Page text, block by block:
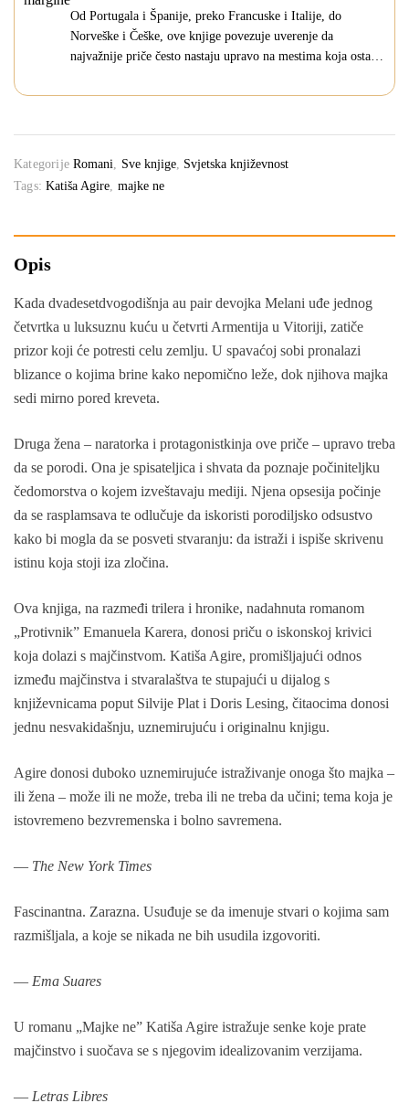
Od Portugala i Španije, preko Francuske i Italije, do
Norveške i Češke, ove knjige povezuje uverenje da
najvažnije priče često nastaju upravo na mestima koja ostaju
okupljenih u okviru projekta „Van margine“ donose…
Kategorije Romani, Sve knjige, Svjetska književnost
Tags: Katiša Agire, majke ne
Opis
Kada dvadesetdvogodišnja au pair devojka Melani uđe jednog
četvrtka u luksuznu kuću u četvrti Armentija u Vitoriji, zatiče
prizor koji će potresti celu zemlju. U spavaćoj sobi pronalazi
blizance o kojima brine kako nepomično leže, dok njihova majka
sedi mirno pored kreveta.
Druga žena – naratorka i protagonistkinja ove priče – upravo treba
da se porodi. Ona je spisateljica i shvata da poznaje počiniteljku
čedomorstva o kojem izveštavaju mediji. Njena opsesija počinje
da se rasplamsava te odlučuje da iskoristi porodiljsko odsustvo
kako bi mogla da se posveti stvaranju: da istraži i ispiše skrivenu
istinu koja stoji iza zločina.
Ova knjiga, na razmeđi trilera i hronike, nadahnuta romanom
„Protivnik” Emanuela Karera, donosi priču o iskonskoj krivici
koja dolazi s majčinstvom. Katiša Agire, promišljajući odnos
između majčinstva i stvaralaštva te stupajući u dijalog s
književnicama poput Silvije Plat i Doris Lesing, čitaocima donosi
jednu nesvakidašnju, uznemirujuću i originalnu knjigu.
Agire donosi duboko uznemirujuće istraživanje onoga što majka –
ili žena – može ili ne može, treba ili ne treba da učini; tema koja je
istovremeno bezvremenska i bolno savremena.
— The New York Times
Fascinantna. Zarazna. Usuđuje se da imenuje stvari o kojima sam
razmišljala, a koje se nikada ne bih usudila izgovoriti.
— Ema Suares
U romanu „Majke ne” Katiša Agire istražuje senke koje prate
majčinstvo i suočava se s njegovim idealizovanim verzijama.
— Letras Libres